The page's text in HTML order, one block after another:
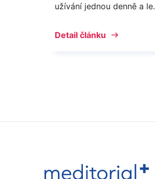
užívání jednou denně a
Detail článku